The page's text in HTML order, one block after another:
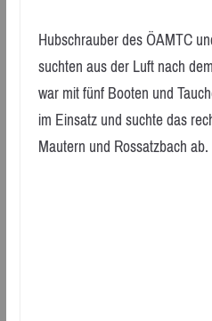
Hubschrauber des ÖAMTC
suchten aus der Luft nach
war mit fünf Booten und
im Einsatz und suchte das
Mautern und Rossatzbach ab.